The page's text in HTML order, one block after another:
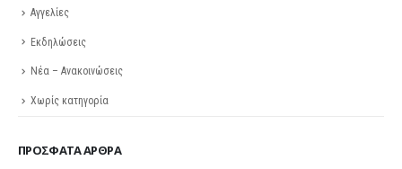
Αγγελίες
Εκδηλώσεις
Νέα – Ανακοινώσεις
Χωρίς κατηγορία
ΠΡΌΣΦΑΤΑ ΆΡΘΡΑ